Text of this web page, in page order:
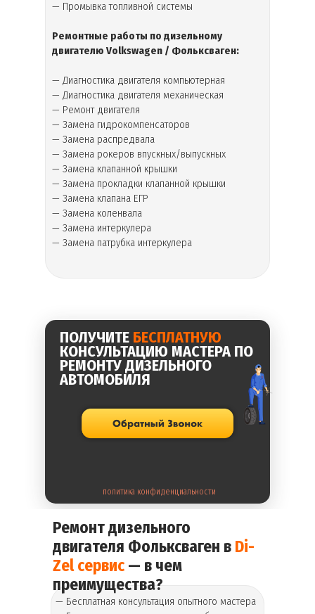
— Промывка топливной системы
Ремонтные работы по дизельному
двигателю Volkswagen / Фольксваген:
— Диагностика двигателя компьютерная
— Диагностика двигателя механическая
— Ремонт двигателя
— Замена гидрокомпенсаторов
— Замена распредвала
— Замена рокеров впускных/выпускных
— Замена клапанной крышки
— Замена прокладки клапанной крышки
— Замена клапана ЕГР
— Замена коленвала
— Замена интеркулера
— Замена патрубка интеркулера
ПОЛУЧИТЕ БЕСПЛАТНУЮ
КОНСУЛЬТАЦИЮ МАСТЕРА ПО
РЕМОНТУ ДИЗЕЛЬНОГО
АВТОМОБИЛЯ
политика конфиденциальности
Ремонт дизельного
двигателя Фольксваген в Di-
Zel сервис — в чем
преимущества?
— Бесплатная консультация опытного мастера